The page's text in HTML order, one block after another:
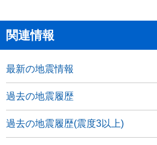
関連情報
最新の地震情報
過去の地震履歴
過去の地震履歴(震度3以上)